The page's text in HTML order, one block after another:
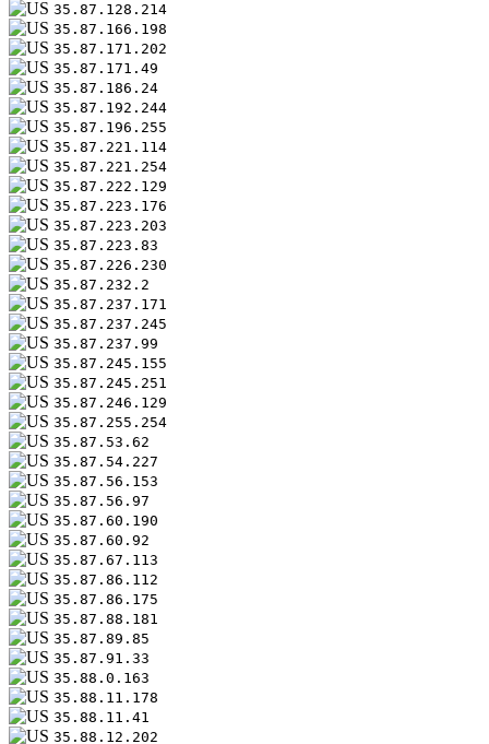
35.87.128.214
35.87.166.198
35.87.171.202
35.87.171.49
35.87.186.24
35.87.192.244
35.87.196.255
35.87.221.114
35.87.221.254
35.87.222.129
35.87.223.176
35.87.223.203
35.87.223.83
35.87.226.230
35.87.232.2
35.87.237.171
35.87.237.245
35.87.237.99
35.87.245.155
35.87.245.251
35.87.246.129
35.87.255.254
35.87.53.62
35.87.54.227
35.87.56.153
35.87.56.97
35.87.60.190
35.87.60.92
35.87.67.113
35.87.86.112
35.87.86.175
35.87.88.181
35.87.89.85
35.87.91.33
35.88.0.163
35.88.11.178
35.88.11.41
35.88.12.202